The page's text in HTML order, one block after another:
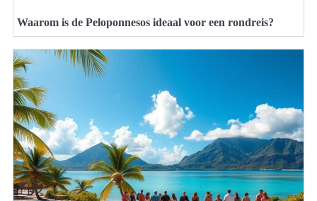
Waarom is de Peloponnesos ideaal voor een rondreis?